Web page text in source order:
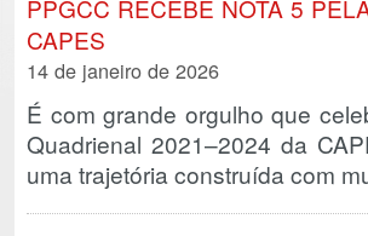
PPGCC RECEBE NOTA 5
CAPES
14 de janeiro de 2026
É com grande orgulho que
Quadrienal 2021–2024 da
uma trajetória construída com